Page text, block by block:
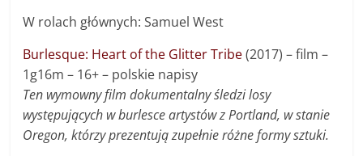
W rolach głównych: Samuel West
Burlesque: Heart of the Glitter Tribe(2017) – film –
1g16m – 16+ – polskie napisy
Ten wymowny film dokumentalny śledzi losy
występujących w burlesce artystów z Portland, w stanie
Oregon, którzy prezentują zupełnie różne formy sztuki.